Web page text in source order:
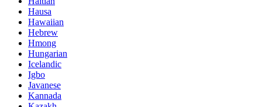
Hausa
Hawaiian
Hebrew
Hmong
Hungarian
Icelandic
Igbo
Javanese
Kannada